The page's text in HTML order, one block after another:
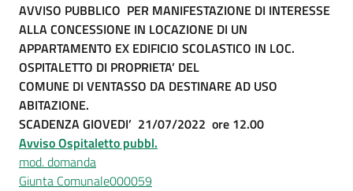
AVVISO PUBBLICO PER MANIFESTAZIONE DI INTERESSE
ALLA CONCESSIONE IN LOCAZIONE DI UN
APPARTAMENTO EX EDIFICIO SCOLASTICO IN LOC.
OSPITALETTO DI PROPRIETA’ DEL
COMUNE DI VENTASSO DA DESTINARE AD USO
ABITAZIONE.
SCADENZA GIOVEDI’ 21/07/2022 ore 12.00
Avviso Ospitaletto pubbl.
mod. domanda
Giunta Comunale000059